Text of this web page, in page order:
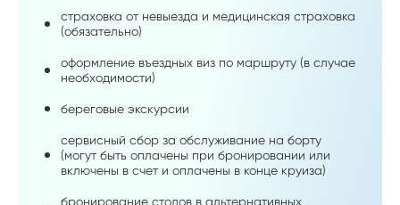
страховка от невыезда и медицинская страховка
(обязательно)
оформление въездных виз по маршруту (в случае
необходимости)
береговые экскурсии
сервисный сбор за обслуживание на борту
(могут быть оплачены при бронировании или
включены в счет и оплачены в конце круиза)
бронирование столов в альтернативных